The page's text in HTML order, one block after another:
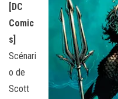
[DC
Comic
s]
Scénari
o de
Scott